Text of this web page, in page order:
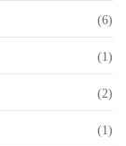
(6)
(1)
(2)
(1)